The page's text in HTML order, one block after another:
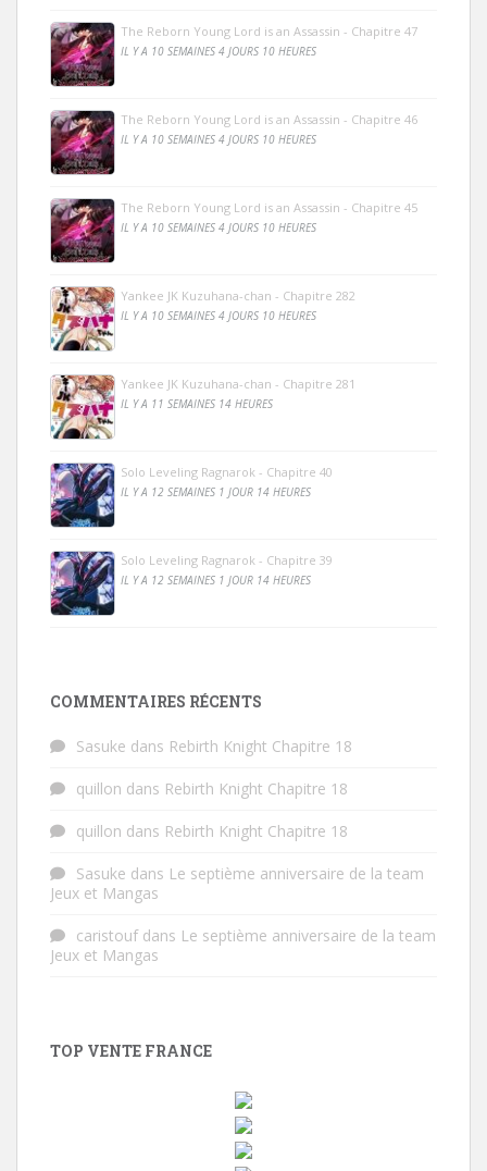
The Reborn Young Lord is an Assassin - Chapitre 47
IL Y A 10 SEMAINES 4 JOURS 10 HEURES
The Reborn Young Lord is an Assassin - Chapitre 46
IL Y A 10 SEMAINES 4 JOURS 10 HEURES
The Reborn Young Lord is an Assassin - Chapitre 45
IL Y A 10 SEMAINES 4 JOURS 10 HEURES
Yankee JK Kuzuhana-chan - Chapitre 282
IL Y A 10 SEMAINES 4 JOURS 10 HEURES
Yankee JK Kuzuhana-chan - Chapitre 281
IL Y A 11 SEMAINES 14 HEURES
Solo Leveling Ragnarok - Chapitre 40
IL Y A 12 SEMAINES 1 JOUR 14 HEURES
Solo Leveling Ragnarok - Chapitre 39
IL Y A 12 SEMAINES 1 JOUR 14 HEURES
COMMENTAIRES RÉCENTS
Sasuke dans Rebirth Knight Chapitre 18
quillon dans Rebirth Knight Chapitre 18
quillon dans Rebirth Knight Chapitre 18
Sasuke dans Le septième anniversaire de la team
Jeux et Mangas
caristoufdans Le septième anniversaire de la team
Jeux et Mangas
TOP VENTE FRANCE